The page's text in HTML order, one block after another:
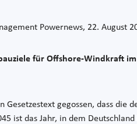
Powernews, 22. August
für Offshore-Windkraft
Gesetzestext gegossen, dass
ist das Jahr, in dem